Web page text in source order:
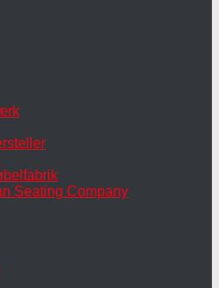
Seating Company